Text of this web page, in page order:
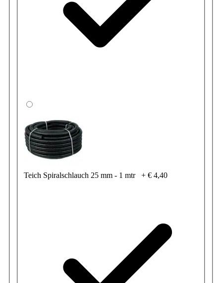
Teich Spiralschlauch 25 mm - 1 mtr + € 4,40